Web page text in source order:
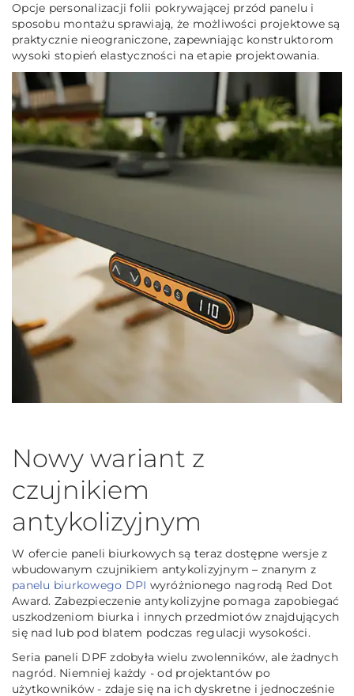
Opcje personalizacji folii pokrywającej przód panelu i
sposobu montażu sprawiają, że możliwości projektowe są
praktycznie nieograniczone, zapewniając konstruktorom
wysoki stopień elastyczności na etapie projektowania.
Nowy wariant z
czujnikiem
antykolizyjnym
W ofercie paneli biurkowych są teraz dostępne wersje z
wbudowanym czujnikiem antykolizyjnym – znanym z
panelu biurkowego DPI wyróżnionego nagrodą Red Dot
Award. Zabezpieczenie antykolizyjne pomaga zapobiegać
uszkodzeniom biurka i innych przedmiotów znajdujących
się nad lub pod blatem podczas regulacji wysokości.
Seria paneli DPF zdobyła wielu zwolenników, ale żadnych
nagród. Niemniej każdy - od projektantów po
użytkowników - zdaje się na ich dyskretne i jednocześnie